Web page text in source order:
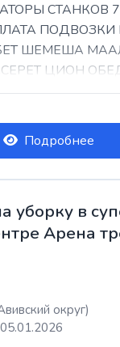
СТАНКОВ
ПОДВОЗКИ
ШЕМЕША
ЦИОН
ИНГА
Подробнее
уборку в
Арена
округ)